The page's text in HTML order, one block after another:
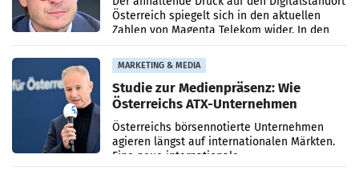
Österreich spiegelt sich in den aktuellen
Zahlen von Magenta Telekom wider. In den
ersten sechs Monaten des laufenden Jahres
verzeichnete
MARKETING & MEDIA
Studie zur Medienpräsenz: Wie
Österreichs ATX-Unternehmen
international wahrgenommen
werden
Österreichs börsennotierte Unternehmen
agieren längst auf internationalen Märkten.
Eine neue internationale
Medienresonanzanalyse untersucht die